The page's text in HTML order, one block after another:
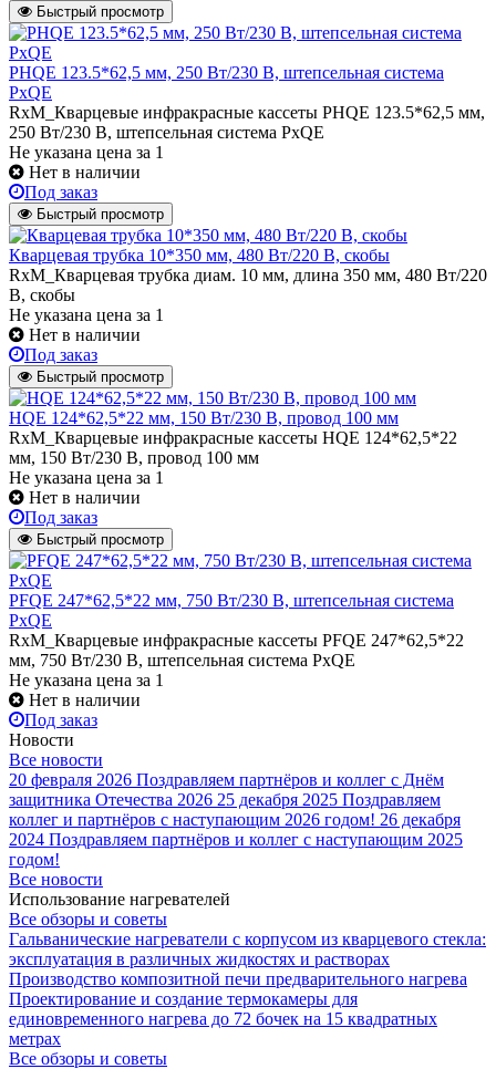
Быстрый просмотр
PHQE 123.5*62,5 мм, 250 Вт/230 В, штепсельная система
PxQE
RxM_Кварцевые инфракрасные кассеты PHQE 123.5*62,5 мм,
250 Вт/230 В, штепсельная система PxQE
Не указана цена за 1
Нет в наличии
Под заказ
Быстрый просмотр
Кварцевая трубка 10*350 мм, 480 Вт/220 В, скобы
RxM_Кварцевая трубка диам. 10 мм, длина 350 мм, 480 Вт/220
В, скобы
Не указана цена за 1
Нет в наличии
Под заказ
Быстрый просмотр
HQE 124*62,5*22 мм, 150 Вт/230 В, провод 100 мм
RxM_Кварцевые инфракрасные кассеты HQE 124*62,5*22
мм, 150 Вт/230 В, провод 100 мм
Не указана цена за 1
Нет в наличии
Под заказ
Быстрый просмотр
PFQE 247*62,5*22 мм, 750 Вт/230 В, штепсельная система
PxQE
RxM_Кварцевые инфракрасные кассеты PFQE 247*62,5*22
мм, 750 Вт/230 В, штепсельная система PxQE
Не указана цена за 1
Нет в наличии
Под заказ
Новости
Все новости
20 февраля 2026 Поздравляем партнёров и коллег с Днём
защитника Отечества 2026 25 декабря 2025 Поздравляем
коллег и партнёров с наступающим 2026 годом! 26 декабря
2024 Поздравляем партнёров и коллег с наступающим 2025
годом!
Все новости
Использование нагревателей
Все обзоры и советы
Гальванические нагреватели с корпусом из кварцевого стекла:
эксплуатация в различных жидкостях и растворах
Производство композитной печи предварительного нагрева
Проектирование и создание термокамеры для
единовременного нагрева до 72 бочек на 15 квадратных
метрах
Все обзоры и советы